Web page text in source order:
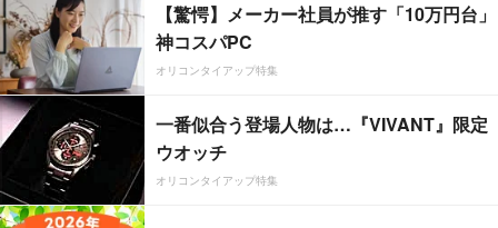
【驚愕】メーカー社員が推す「10万円台」
神コスパPC
オリコンタイアップ特集
一番似合う登場人物は…『VIVANT』限定
ウオッチ
オリコンタイアップ特集